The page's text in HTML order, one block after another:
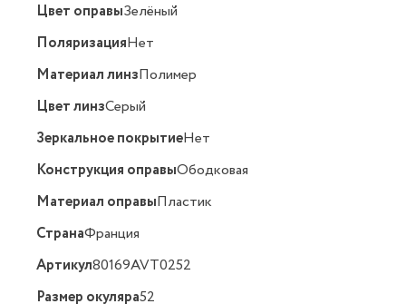
Цвет оправыЗелёный
ПоляризацияНет
Материал линзПолимер
Цвет линзСерый
Зеркальное покрытиеНет
Конструкция оправыОбодковая
Материал оправыПластик
СтранаФранция
Артикул80169AVT0252
Размер окуляра52